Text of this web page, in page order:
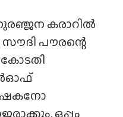
കരാറിൽ
സൗദി പൗരന്റെ
ഒപ്പം